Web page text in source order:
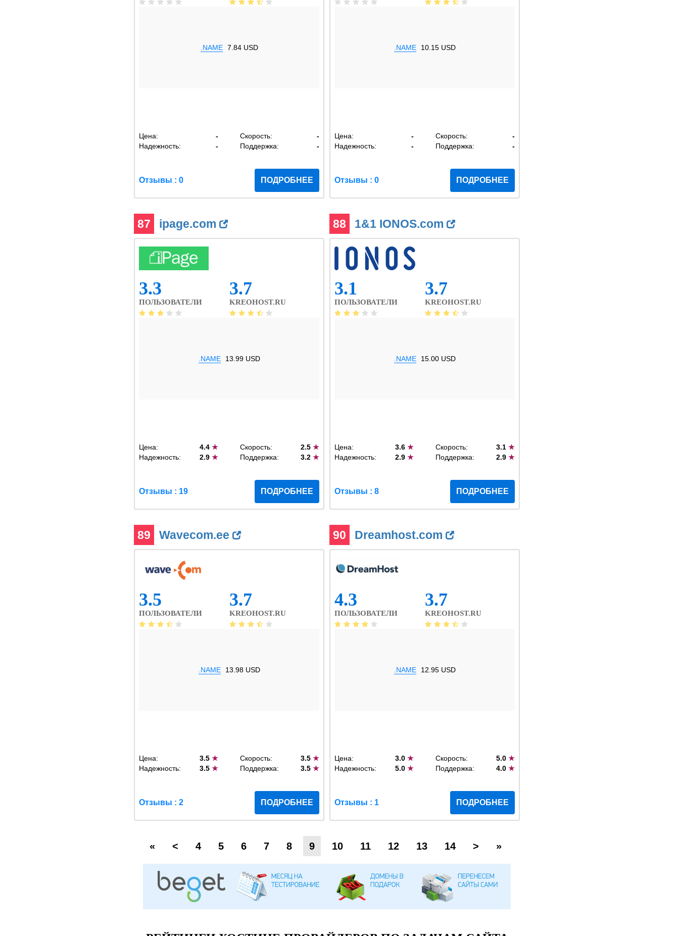
.NAME 7.84 USD
Цена: - Скорость:
-
Надежность:
- Поддержка: -
Отзывы : 0 ПОДРОБНЕЕ
.NAME 10.15 USD
Цена: - Скорость:
-
Надежность:
- Поддержка: -
Отзывы : 0 ПОДРОБНЕЕ
87 ipage.com
3.3
ПОЛЬЗОВАТЕЛИ
3.7
KREOHOST.RU
.NAME 13.99 USD
Цена: 4.4★ Скорость: 2.5 ★
Надежность:
2.9★ Поддержка: 3.2 ★
Отзывы : 19 ПОДРОБНЕЕ
88 1&1 IONOS.com
3.1
ПОЛЬЗОВАТЕЛИ
3.7
KREOHOST.RU
.NAME 15.00 USD
Цена: 3.6★ Скорость: 3.1 ★
Надежность:
2.9★ Поддержка: 2.9 ★
Отзывы : 8 ПОДРОБНЕЕ
89 Wavecom.ee
3.5
ПОЛЬЗОВАТЕЛИ
3.7
KREOHOST.RU
.NAME 13.98 USD
Цена: 3.5★ Скорость: 3.5 ★
Надежность:
3.5★ Поддержка: 3.5 ★
Отзывы : 2 ПОДРОБНЕЕ
90 Dreamhost.com
4.3
ПОЛЬЗОВАТЕЛИ
3.7
KREOHOST.RU
.NAME 12.95 USD
Цена: 3.0★ Скорость: 5.0 ★
Надежность:
5.0★ Поддержка: 4.0 ★
Отзывы : 1 ПОДРОБНЕЕ
« < 4 5 6 7 8 9 10 11 12 13 14 > »